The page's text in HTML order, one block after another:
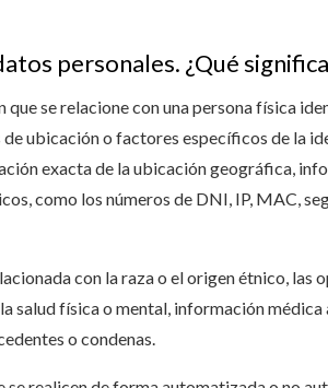
personales. ¿Qué
se relacione con una persona física
ubicación o factores específicos de la
exacta de la ubicación geográfica,
como los números de DNI, IP, MAC,
con la raza o el origen étnico, las
salud física o mental, información
o condenas.